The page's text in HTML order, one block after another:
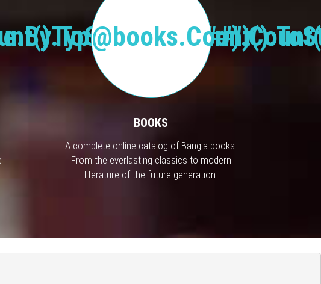
BOOKS
A complete online catalog of Bangla books.
From the everlasting classics to modern
literature of the future generation.